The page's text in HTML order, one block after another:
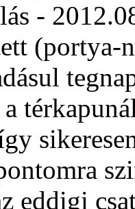
-
(portya-
eddigi